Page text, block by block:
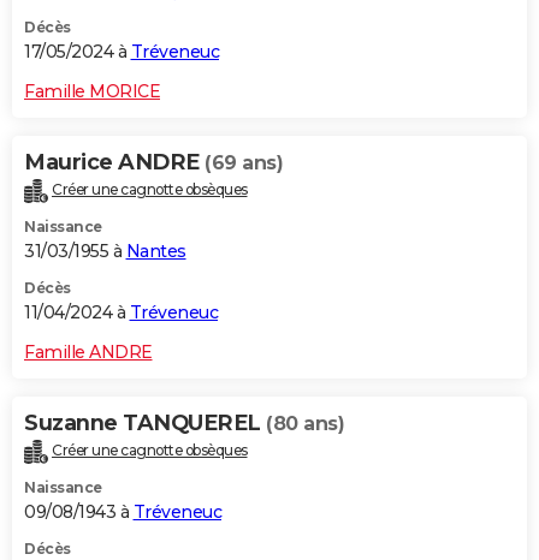
Décès
17/05/2024 à Tréveneuc
Famille MORICE
Maurice ANDRE (69 ans)
Créer une cagnotte obsèques
Naissance
31/03/1955 à Nantes
Décès
11/04/2024 à Tréveneuc
Famille ANDRE
Suzanne TANQUEREL (80 ans)
Créer une cagnotte obsèques
Naissance
09/08/1943 à Tréveneuc
Décès